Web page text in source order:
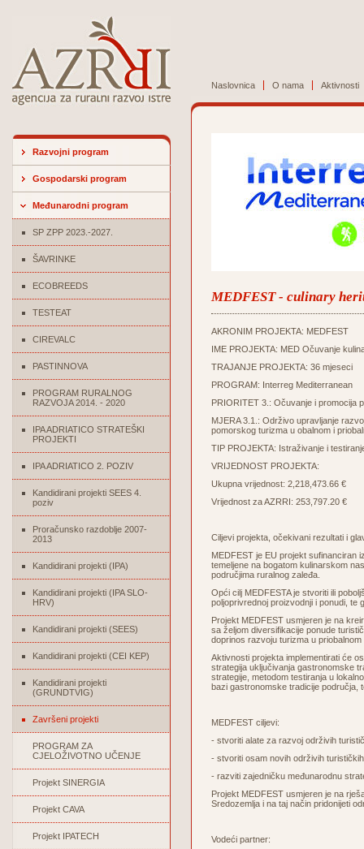
Naslovnica O nama Aktivnosti
Razvojni program
Gospodarski program
Međunarodni program
SP ZPP 2023.-2027.
ŠAVRINKE
ECOBREEDS
TESTEAT
CIREVALC
PASTINNOVA
PROGRAM RURALNOG
RAZVOJA 2014. - 2020
IPA ADRIATICO STRATEŠKI
PROJEKTI
IPA ADRIATICO 2. POZIV
Kandidirani projekti SEES 4.
poziv
Proračunsko razdoblje 2007-
2013
Kandidirani projekti (IPA)
Kandidirani projekti (IPA SLO-
HRV)
Kandidirani projekti (SEES)
Kandidirani projekti (CEI KEP)
Kandidirani projekti
(GRUNDTVIG)
Završeni projekti
PROGRAM ZA
CJELOŽIVOTNO UČENJE
Projekt SINERGIA
Projekt CAVA
Projekt IPATECH
MEDFEST - culinary
AKRONIM PROJEKTA: MEDFEST
IME PROJEKTA: MED Očuvanje
TRAJANJE PROJEKTA: 36 mjeseci
PROGRAM: Interreg Mediterranean
PRIORITET 3.: Očuvanje i promocija
MJERA 3.1.: Održivo upravljanje
pomorskog turizma u obalnom i
TIP PROJEKTA: Istraživanje i
VRIJEDNOST PROJEKTA:
Ukupna vrijednost: 2,218,473.66 €
Vrijednost za AZRRI: 253,797.20 €
Ciljevi projekta, očekivani rezultati i
MEDFEST je EU projekt sufinanciran
temeljene na bogatom kulinarskom
područjima ruralnog zaleđa.
Opći cilj MEDFESTA je stvoriti ili
poljoprivrednoj proizvodnji i ponudi, te
Projekt MEDFEST usmjeren je na
sa željom diversifikacije ponude
doprinos razvoju turizma u
Aktivnosti projekta implementirati će
strategija uključivanja gastronomske
strategije, metodom testiranja u
bazi gastronomske tradicije područja,
MEDFEST ciljevi:
- stvoriti alate za razvoj održivih
- stvoriti osam novih održivih
- razviti zajedničku međunarodnu
Projekt MEDFEST usmjeren je na
Sredozemlja i na taj način pridonijeti
Vodeći partner: